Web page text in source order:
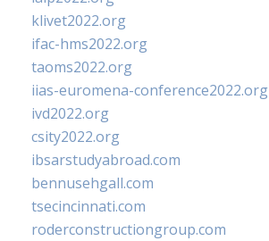
klivet2022.org
ifac-hms2022.org
taoms2022.org
iias-euromena-conference2022.org
ivd2022.org
csity2022.org
ibsarstudyabroad.com
bennusehgall.com
tsecincinnati.com
roderconstructiongroup.com